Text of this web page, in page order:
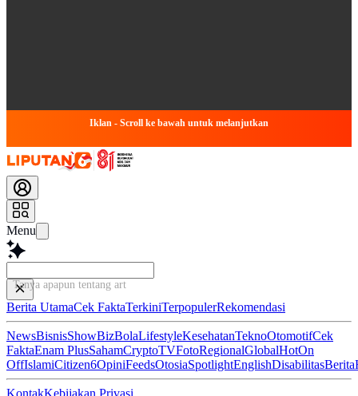
Iklan - Scroll ke bawah untuk melanjutkan
Menu
Tanya apapun tentang artikel
Berita UtamaCek FaktaTerkiniTerpopulerRekomendasi
NewsBisnisShowBizBolaLifestyleKesehatanTeknoOtomotifCek
FaktaEnam PlusSahamCryptoTVFotoRegionalGlobalHotOn
OffIslamiCitizen6OpiniFeedsOtosiaSpotlightEnglishDisabilitasBerita